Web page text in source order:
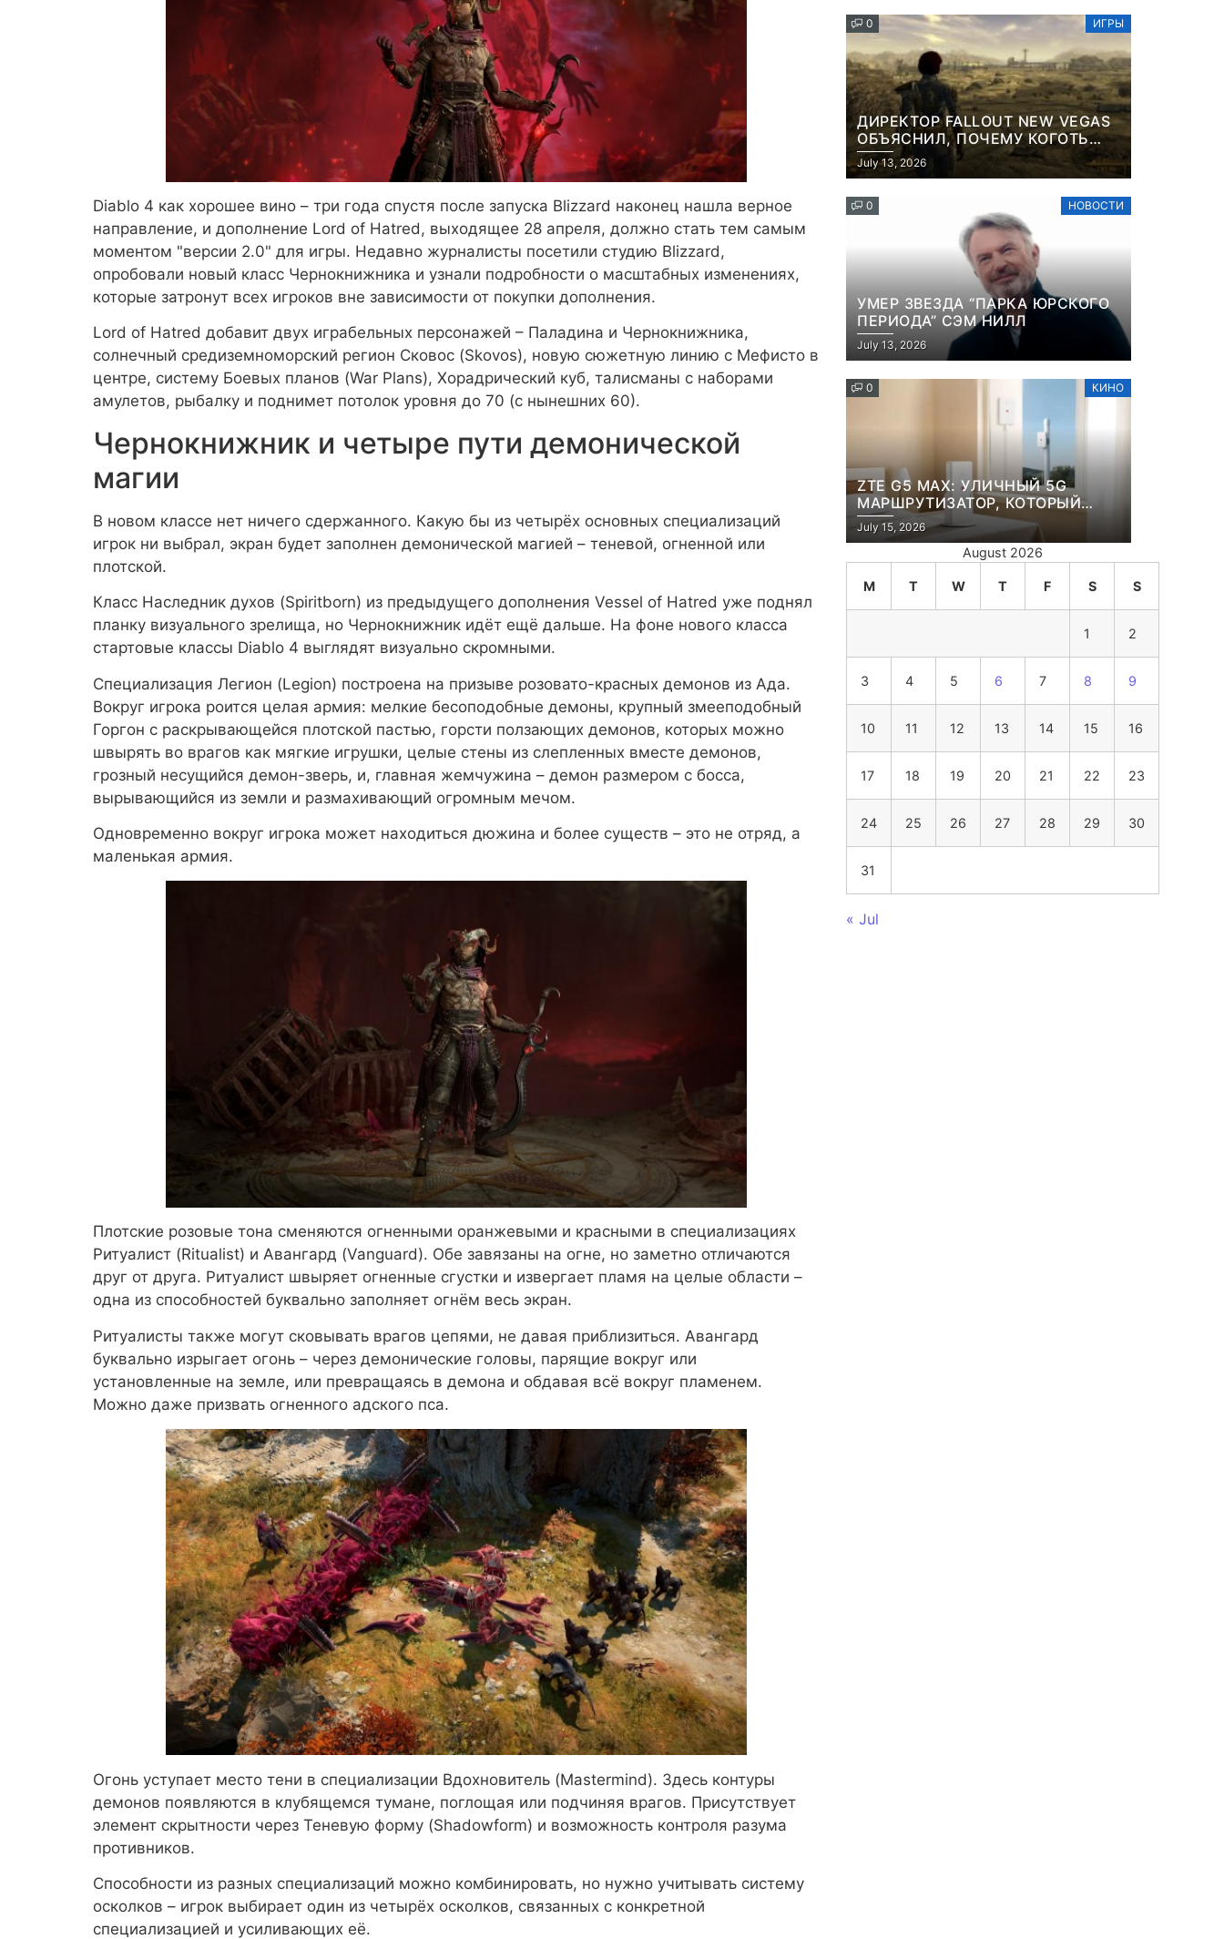
Diablo 4 как хорошее вино – три года спустя после запуска Blizzard наконец нашла верное
направление, и дополнение Lord of Hatred, выходящее 28 апреля, должно стать тем самым
моментом "версии 2.0" для игры. Недавно журналисты посетили студию Blizzard,
опробовали новый класс Чернокнижника и узнали подробности о масштабных изменениях,
которые затронут всех игроков вне зависимости от покупки дополнения.
Lord of Hatred добавит двух играбельных персонажей – Паладина и Чернокнижника,
солнечный средиземноморский регион Сковос (Skovos), новую сюжетную линию с Мефисто в
центре, систему Боевых планов (War Plans), Хорадрический куб, талисманы с наборами
амулетов, рыбалку и поднимет потолок уровня до 70 (с нынешних 60).
Чернокнижник и четыре пути демонической
магии
В новом классе нет ничего сдержанного. Какую бы из четырёх основных специализаций
игрок ни выбрал, экран будет заполнен демонической магией – теневой, огненной или
плотской.
Класс Наследник духов (Spiritborn) из предыдущего дополнения Vessel of Hatred уже поднял
планку визуального зрелища, но Чернокнижник идёт ещё дальше. На фоне нового класса
стартовые классы Diablo 4 выглядят визуально скромными.
Специализация Легион (Legion) построена на призыве розовато-красных демонов из Ада.
Вокруг игрока роится целая армия: мелкие бесоподобные демоны, крупный змееподобный
Горгон с раскрывающейся плотской пастью, горсти ползающих демонов, которых можно
швырять во врагов как мягкие игрушки, целые стены из слепленных вместе демонов,
грозный несущийся демон-зверь, и, главная жемчужина – демон размером с босса,
вырывающийся из земли и размахивающий огромным мечом.
Одновременно вокруг игрока может находиться дюжина и более существ – это не отряд, а
маленькая армия.
Плотские розовые тона сменяются огненными оранжевыми и красными в специализациях
Ритуалист (Ritualist) и Авангард (Vanguard). Обе завязаны на огне, но заметно отличаются
друг от друга. Ритуалист швыряет огненные сгустки и извергает пламя на целые области –
одна из способностей буквально заполняет огнём весь экран.
Ритуалисты также могут сковывать врагов цепями, не давая приблизиться. Авангард
буквально изрыгает огонь – через демонические головы, парящие вокруг или
установленные на земле, или превращаясь в демона и обдавая всё вокруг пламенем.
Можно даже призвать огненного адского пса.
Огонь уступает место тени в специализации Вдохновитель (Mastermind). Здесь контуры
демонов появляются в клубящемся тумане, поглощая или подчиняя врагов. Присутствует
элемент скрытности через Теневую форму (Shadowform) и возможность контроля разума
противников.
Способности из разных специализаций можно комбинировать, но нужно учитывать систему
осколков – игрок выбирает один из четырёх осколков, связанных с конкретной
специализацией и усиливающих её.
0 ИГРЫ
ДИРЕКТОР FALLOUT NEW VEGAS
ОБЪЯСНИЛ, ПОЧЕМУ КОГОТЬ
СМЕРТИ У КАРЬЕРА НАМЕРЕННО
СНОСИТ ВАМ ГОЛОВУ
July 13, 2026
0 НОВОСТИ
УМЕР ЗВЕЗДА “ПАРКА ЮРСКОГО
ПЕРИОДА” СЭМ НИЛЛ
July 13, 2026
0 КИНО
ZTE G5 MAX: УЛИЧНЫЙ 5G
МАРШРУТИЗАТОР, КОТОРЫЙ
ПЕРЕЖИВЕТ И ЛЮТУЮ ЗИМУ, И
ЖАРКОЕ ЛЕТО
July 15, 2026
August 2026
M T W T F S S
1 2
3 4 5 6 7 8 9
10 11 12 13 14 15 16
17 18 19 20 21 22 23
24 25 26 27 28 29 30
31
« Jul